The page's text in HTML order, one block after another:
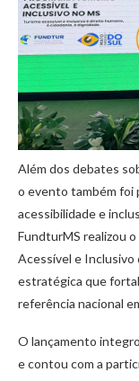
Além dos debates
o evento também foi
acessibilidade e
FundturMS realizou
Acessível e Inclusivo
estratégica que
referência nacional
O lançamento
e contou com a